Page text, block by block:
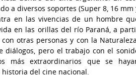
a diversos soportes (Super 8, 16 mm
en las vivencias de un hombre
en las orillas del río Paraná, a
otras personas y con la
diálogos, pero el trabajo con el
más extraordinarios que se
del cine nacional.